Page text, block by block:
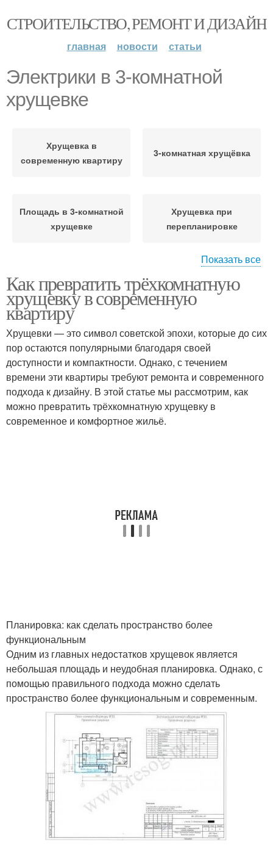
СТРОИТЕЛЬСТВО, РЕМОНТ И ДИЗАЙН
главная новости статьи
Электрики в 3-комнатной
хрущевке
Хрущевка в
современную квартиру
3-комнатная хрущёвка
Площадь в 3-комнатной
хрущевке
Хрущевка при
перепланировке
хрущевка
Комната в хрущевке
Показать все
Как превратить трёхкомнатную
хрущевку в современную
квартиру
Хрущевки — это символ советской эпохи, которые до сих
пор остаются популярными благодаря своей
доступности и компактности. Однако, с течением
времени эти квартиры требуют ремонта и современного
подхода к дизайну. В этой статье мы рассмотрим, как
можно превратить трёхкомнатную хрущевку в
современное и комфортное жильё.
Планировка: как сделать пространство более
функциональным
Одним из главных недостатков хрущевок является
небольшая площадь и неудобная планировка. Однако, с
помощью правильного подхода можно сделать
пространство более функциональным и современным.